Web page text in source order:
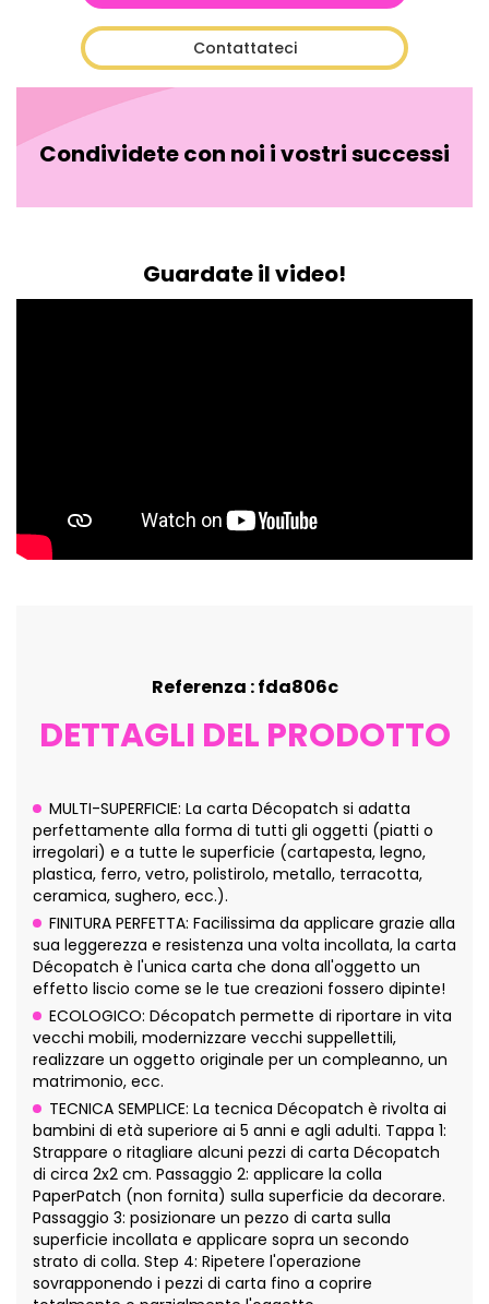
Contattateci
Condividete con noi i vostri successi
Guardate il video!
Referenza : fda806c
DETTAGLI DEL PRODOTTO
MULTI-SUPERFICIE: La carta Décopatch si adatta
perfettamente alla forma di tutti gli oggetti (piatti o
irregolari) e a tutte le superficie (cartapesta, legno,
plastica, ferro, vetro, polistirolo, metallo, terracotta,
ceramica, sughero, ecc.).
FINITURA PERFETTA: Facilissima da applicare grazie alla
sua leggerezza e resistenza una volta incollata, la carta
Décopatch è l'unica carta che dona all'oggetto un
effetto liscio come se le tue creazioni fossero dipinte!
ECOLOGICO: Décopatch permette di riportare in vita
vecchi mobili, modernizzare vecchi suppellettili,
realizzare un oggetto originale per un compleanno, un
matrimonio, ecc.
TECNICA SEMPLICE: La tecnica Décopatch è rivolta ai
bambini di età superiore ai 5 anni e agli adulti. Tappa 1:
Strappare o ritagliare alcuni pezzi di carta Décopatch
di circa 2x2 cm. Passaggio 2: applicare la colla
PaperPatch (non fornita) sulla superficie da decorare.
Passaggio 3: posizionare un pezzo di carta sulla
superficie incollata e applicare sopra un secondo
strato di colla. Step 4: Ripetere l'operazione
sovrapponendo i pezzi di carta fino a coprire